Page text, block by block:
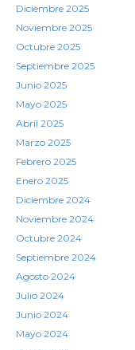
Diciembre 2025
Noviembre 2025
Octubre 2025
Septiembre 2025
Junio 2025
Mayo 2025
Abril 2025
Marzo 2025
Febrero 2025
Enero 2025
Diciembre 2024
Noviembre 2024
Octubre 2024
Septiembre 2024
Agosto 2024
Julio 2024
Junio 2024
Mayo 2024